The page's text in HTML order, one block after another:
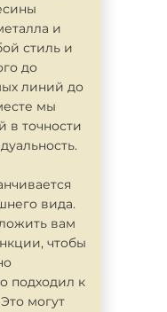
и
стиль и
до
линий до
мы
в точности
вида.
вам
чтобы
подходил к
могут